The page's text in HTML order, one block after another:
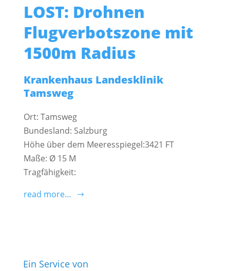
LOST: Drohnen
Flugverbotszone mit
1500m Radius
Krankenhaus Landesklinik
Tamsweg
Ort: Tamsweg
Bundesland: Salzburg
Höhe über dem Meeresspiegel:3421 FT
Maße: Ø 15 M
Tragfähigkeit:
read more…
Ein Service von